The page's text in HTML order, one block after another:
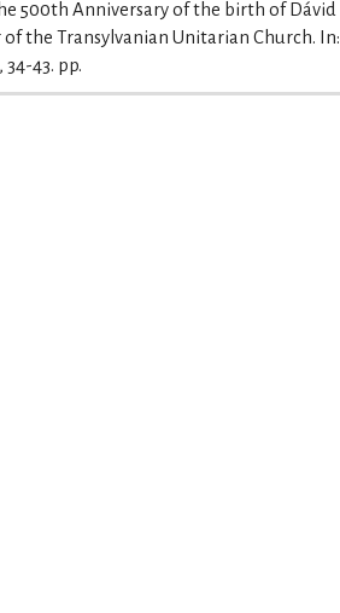
500th Anniversary of the birth of Dávid
of the Transylvanian Unitarian Church. In:
34-43. pp.